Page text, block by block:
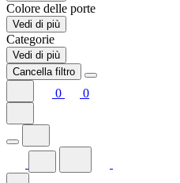
Colore delle porte
Vedi di più
Categorie
Vedi di più
Cancella filtro
0 0